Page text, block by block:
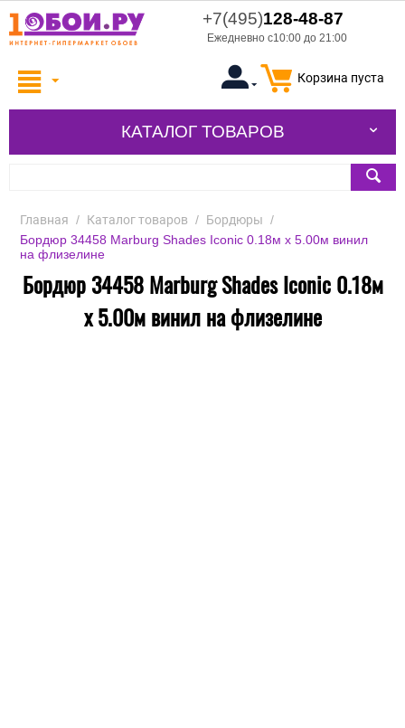
+7(495)128-48-87
Ежедневно с10:00 до 21:00
Корзина пуста
КАТАЛОГ ТОВАРОВ
Главная / Каталог товаров / Бордюры /
Бордюр 34458 Marburg Shades Iconic 0.18м х 5.00м винил
на флизелине
Бордюр 34458 Marburg Shades Iconic 0.18м
х 5.00м винил на флизелине